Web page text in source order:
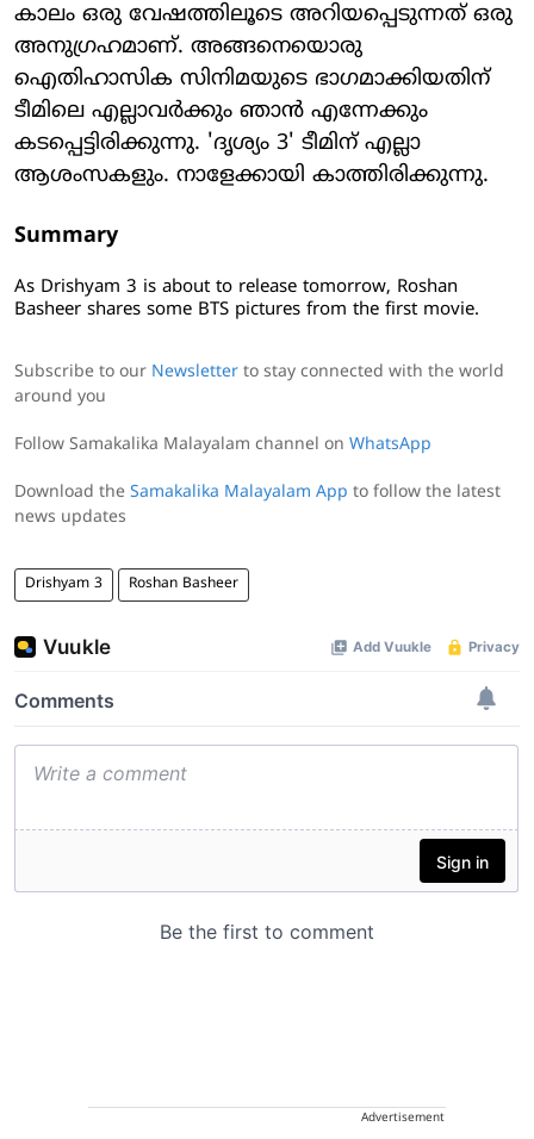
കാലം ഒരു വേഷത്തിലൂടെ അറിയപ്പെടുന്നത് ഒരു
അനുഗ്രഹമാണ്. അങ്ങനെയൊരു
ഐതിഹാസിക സിനിമയുടെ ഭാഗമാക്കിയതിന്
ടീമിലെ എല്ലാവര്‍ക്കും ഞാന്‍ എന്നേക്കും
കടപ്പെട്ടിരിക്കുന്നു. 'ദൃശ്യം 3' ടീമിന് എല്ലാ
ആശംസകളും. നാളേക്കായി കാത്തിരിക്കുന്നു.
Summary
As Drishyam 3 is about to release tomorrow, Roshan
Basheer shares some BTS pictures from the first movie.
Subscribe to our Newsletter to stay connected with the world
around you
Follow Samakalika Malayalam channel on WhatsApp
Download the Samakalika Malayalam App to follow the latest
news updates
Drishyam 3 Roshan Basheer
Advertisement